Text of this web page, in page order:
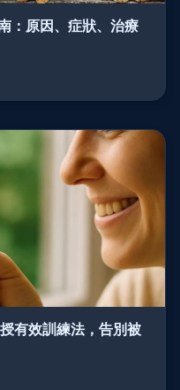
：原因、症狀、治療
有效訓練法，告別被